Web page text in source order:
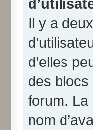
Il y a
d’elles
des blocs
forum. La
nom